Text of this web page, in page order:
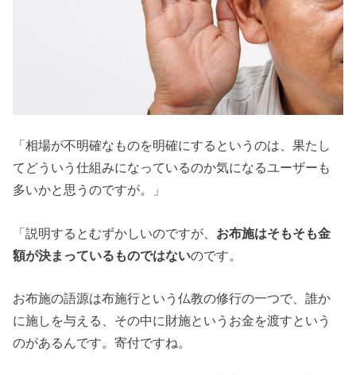
「相場が不明確なものを明確にするというのは、果たし
てどういう仕組みになっているのか気になるユーザーも
多いかと思うのですが。」
「説明するとむずかしいのですが、 お布施はそもそも金
額が決まっているものではないのです。
お布施の語源は布施行という仏教の修行の一つで、誰か
に施しを与える、その中に財施というお金を渡すという
のがあるんです。寄付ですね。